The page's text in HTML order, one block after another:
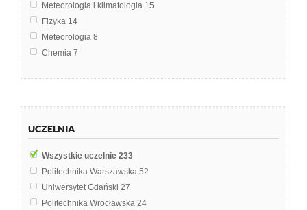
Meteorologia i klimatologia 15
Fizyka 14
Meteorologia 8
Chemia 7
Materiałoznawstwo z elementami chemii
UCZELNIA
Wszystkie uczelnie 233
Politechnika Warszawska 52
Uniwersytet Gdański 27
Politechnika Wrocławska 24